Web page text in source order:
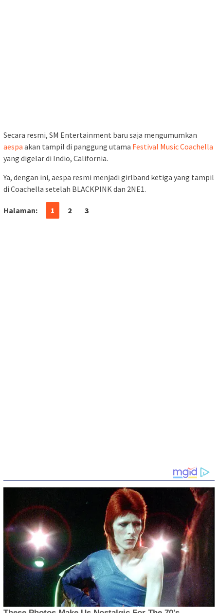
Secara resmi, SM Entertainment baru saja mengumumkan
aespa akan tampil di panggung utama Festival Music Coachella
yang digelar di Indio, California.
Ya, dengan ini, aespa resmi menjadi girlband ketiga yang tampil
di Coachella setelah BLACKPINK dan 2NE1.
Halaman: 1 2 3